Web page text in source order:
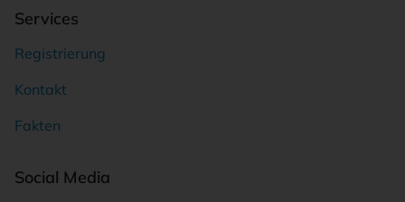
Services
Registrierung
Kontakt
Fakten
Social Media